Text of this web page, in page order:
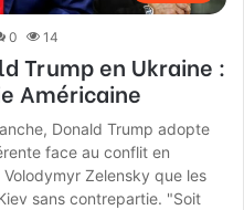
0 14
Trump en Ukraine :
Américaine
Donald Trump adopte
face au conflit en
Zelensky que les
sans contrepartie. "Soit